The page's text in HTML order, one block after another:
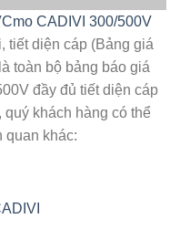
CADIVI 300/500V
tiết diện cáp (Bảng giá
toàn bộ bảng báo giá
đầy đủ tiết diện cáp
khách hàng có thể
quan khác: